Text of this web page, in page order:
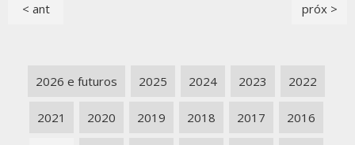
< ant próx >
2026 e futuros 2025 2024 2023 2022
2021 2020 2019 2018 2017 2016